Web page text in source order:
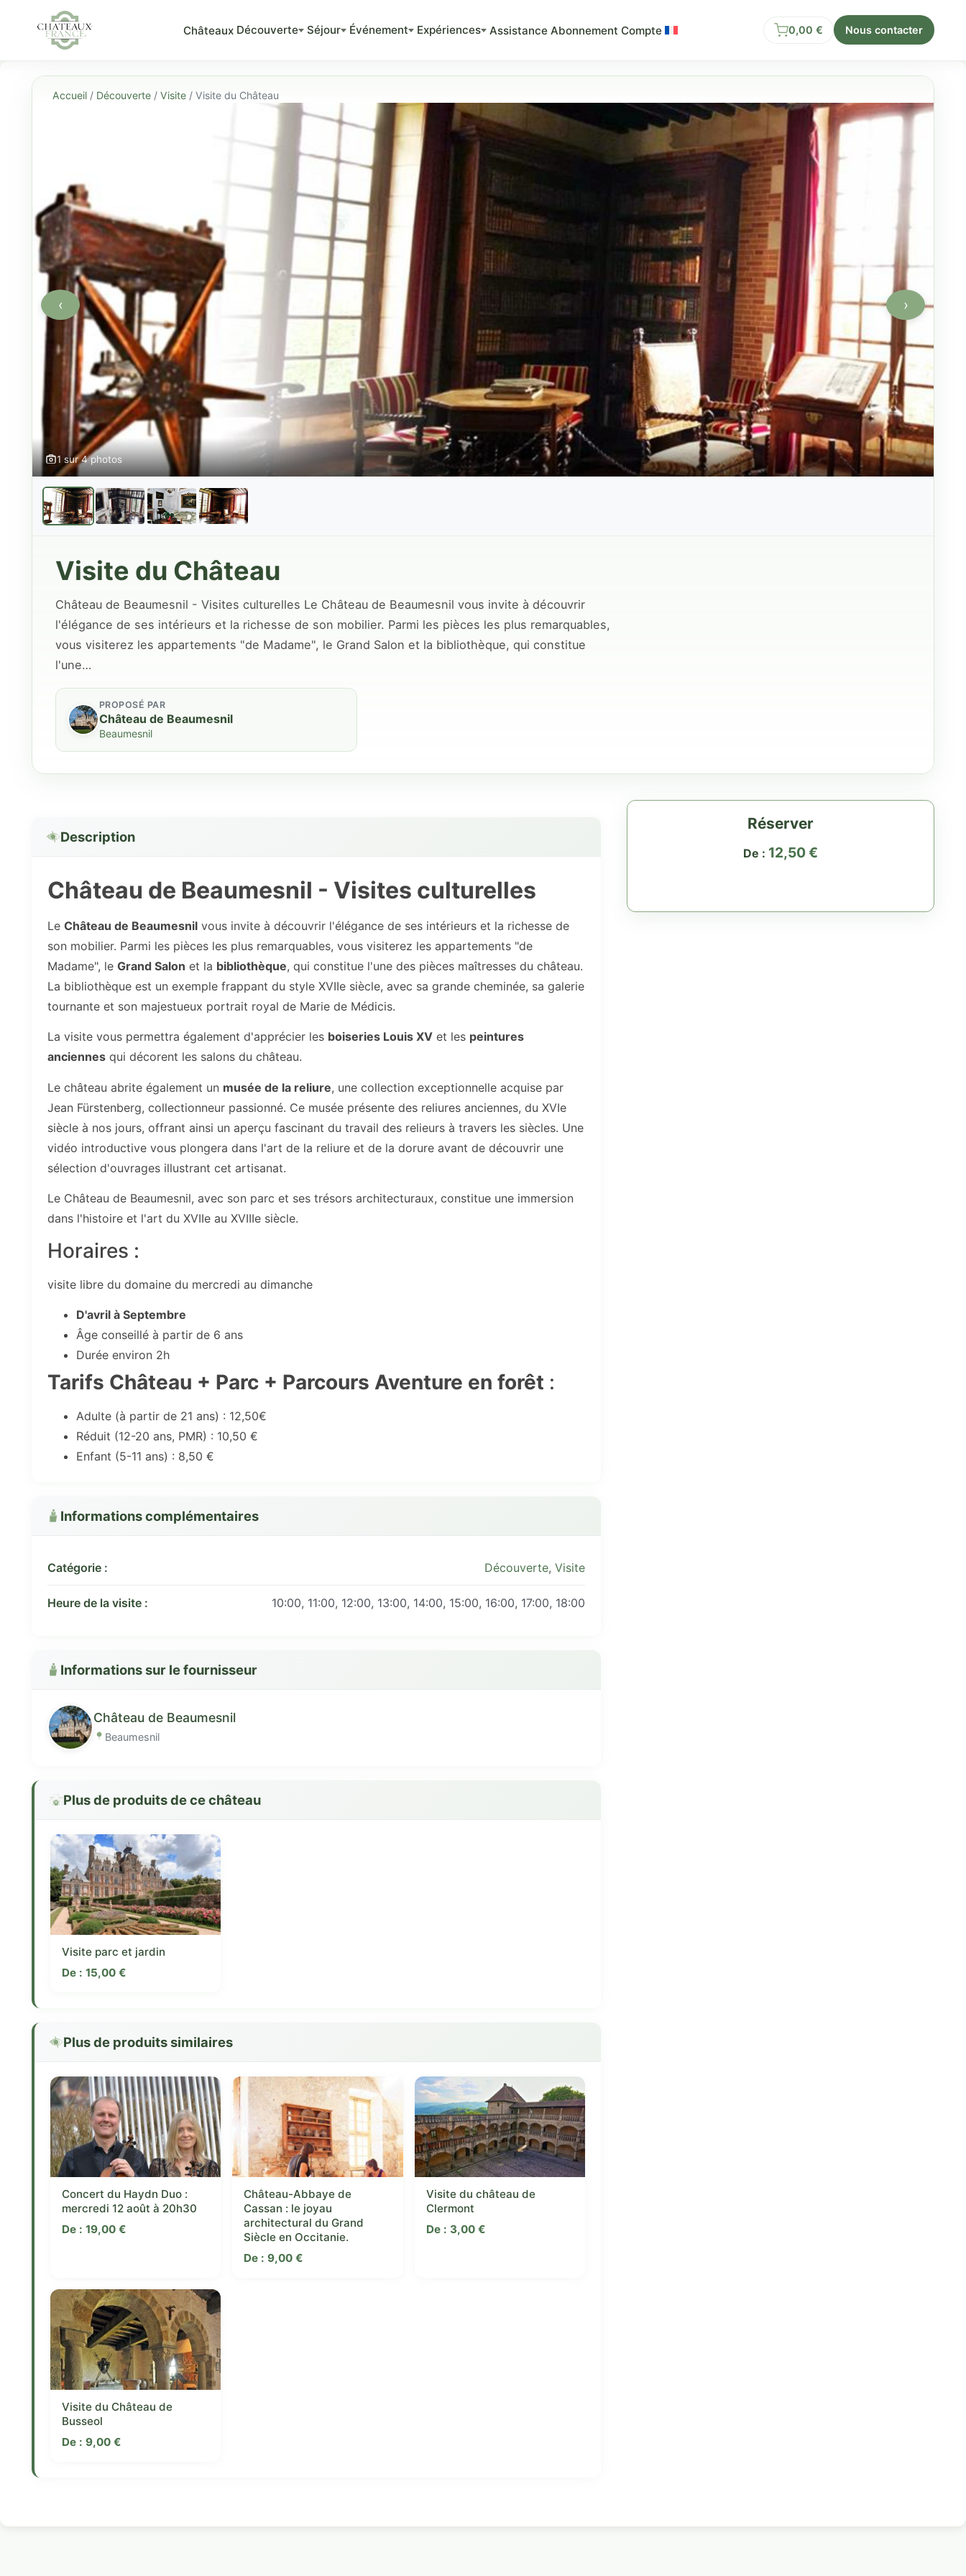
Châteaux Découverte Séjour Événement Expériences Assistance Abonnement Compte 0,00 € Nous contacter
Accueil / Découverte / Visite / Visite du Château
1 sur 4 photos
‹ ›
Visite du Château
Château de Beaumesnil - Visites culturelles Le Château de Beaumesnil vous invite à découvrir
l'élégance de ses intérieurs et la richesse de son mobilier. Parmi les pièces les plus remarquables,
vous visiterez les appartements "de Madame", le Grand Salon et la bibliothèque, qui constitue
l'une…
PROPOSÉ PAR
Château de Beaumesnil
Beaumesnil
Réserver
De : 12,50€
Description
Château de Beaumesnil - Visites culturelles
Le Château de Beaumesnil vous invite à découvrir l'élégance de ses intérieurs et la richesse de
son mobilier. Parmi les pièces les plus remarquables, vous visiterez les appartements "de
Madame", le Grand Salon et la bibliothèque, qui constitue l'une des pièces maîtresses du château.
La bibliothèque est un exemple frappant du style XVIIe siècle, avec sa grande cheminée, sa galerie
tournante et son majestueux portrait royal de Marie de Médicis.
La visite vous permettra également d'apprécier les boiseries Louis XV et les peintures
anciennes qui décorent les salons du château.
Le château abrite également un musée de la reliure, une collection exceptionnelle acquise par
Jean Fürstenberg, collectionneur passionné. Ce musée présente des reliures anciennes, du XVIe
siècle à nos jours, offrant ainsi un aperçu fascinant du travail des relieurs à travers les siècles. Une
vidéo introductive vous plongera dans l'art de la reliure et de la dorure avant de découvrir une
sélection d'ouvrages illustrant cet artisanat.
Le Château de Beaumesnil, avec son parc et ses trésors architecturaux, constitue une immersion
dans l'histoire et l'art du XVIIe au XVIIIe siècle.
Horaires :
visite libre du domaine du mercredi au dimanche
D'avril à Septembre
Âge conseillé à partir de 6 ans
Durée environ 2h
Tarifs Château + Parc + Parcours Aventure en forêt :
Adulte (à partir de 21 ans) : 12,50€
Réduit (12-20 ans, PMR) : 10,50 €
Enfant (5-11 ans) : 8,50 €
Informations complémentaires
Catégorie : Découverte, Visite
Heure de la visite : 10:00, 11:00, 12:00, 13:00, 14:00, 15:00, 16:00, 17:00, 18:00
Informations sur le fournisseur
Château de Beaumesnil
Beaumesnil
Plus de produits de ce château
Visite parc et jardin
De : 15,00 €
Plus de produits similaires
Concert du Haydn Duo :
mercredi 12 août à 20h30
De : 19,00 €
Château-Abbaye de
Cassan : le joyau
architectural du Grand
Siècle en Occitanie.
De :9,00€
Visite du château de
Clermont
De : 3,00 €
Visite du Château de
Busseol
De : 9,00 €